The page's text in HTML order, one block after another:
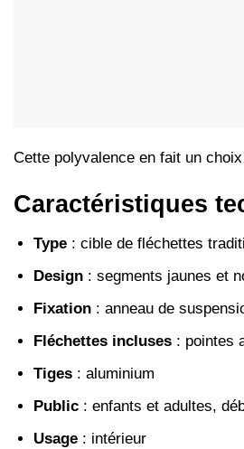
Cette polyvalence en fait un
Caractéristiques
Type: cible de fléchettes
Design: segments jaunes et
Fixation: anneau de
Fléchettes incluses: pointes
Tiges: aluminium
Public: enfants et adultes,
Usage: intérieur